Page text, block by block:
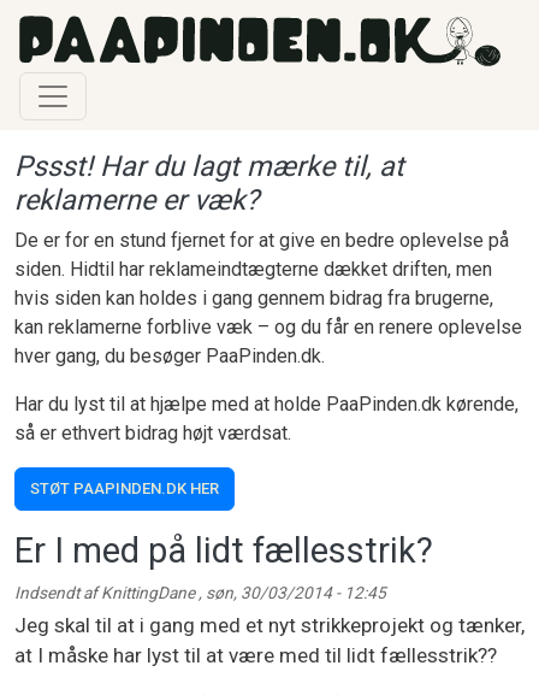
Gå til hovedindhold
Pssst! Har du lagt mærke til, at
reklamerne er væk?
De er for en stund fjernet for at give en bedre oplevelse på
siden. Hidtil har reklameindtægterne dækket driften, men
hvis siden kan holdes i gang gennem bidrag fra brugerne,
kan reklamerne forblive væk – og du får en renere oplevelse
hver gang, du besøger PaaPinden.dk.
Har du lyst til at hjælpe med at holde PaaPinden.dk kørende,
så er ethvert bidrag højt værdsat.
STØT PAAPINDEN.DK HER
Er I med på lidt fællesstrik?
Indsendt afKnittingDane , søn, 30/03/2014 - 12:45
Jeg skal til at i gang med et nyt strikkeprojekt og tænker,
at I måske har lyst til at være med til lidt fællesstrik??